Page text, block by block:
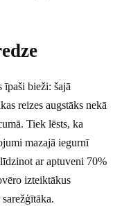
īpaši bieži: šajā
reizes augstāks nekā
Tiek lēsts, ka
mazajā iegurnī
ar aptuveni 70%
izteiktākus